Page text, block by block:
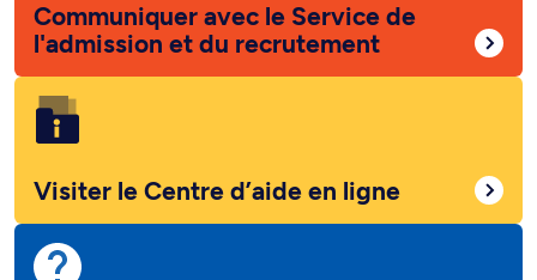
Communiquer avec le Service de
l'admission et du recrutement
Visiter le Centre d’aide en ligne